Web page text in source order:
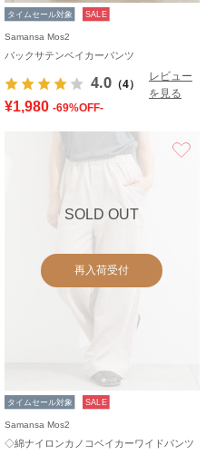
タイムセール対象 SALE
Samansa Mos2
バックサテンベイカーパンツ
4.0 （4）
レビュー
を見る
¥1,980 -69%OFF-
SOLD OUT
再入荷受付
タイムセール対象 SALE
Samansa Mos2
◇綿ナイロンカノコベイカーワイドパンツ